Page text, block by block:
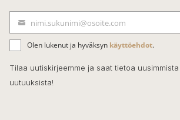
e
b
o
o
k
ä
h
k
nimi.sukunimi@osoite.com
Olen lukenut ja hyväksyn käyttöehdot.
Tilaa uutiskirjeemme ja saat tietoa
uutuuksista!